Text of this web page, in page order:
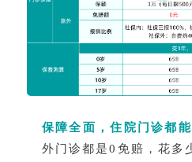
保障全面，住院门诊都能
外门诊都是0免赔，花多